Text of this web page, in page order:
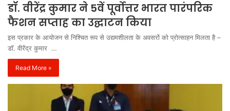
डॉ. वीरेंद्र कुमार ने 5वें पूर्वोत्तर भारत पारंपरिक
फैशन सप्ताह का उद्घाटन किया
इस प्रकार के आयोजन से निश्चित रूप से उद्यमशीलता के अवसरों को प्रोत्साहन मिलता है –
डॉ. वीरेंद्र कुमार …
Read More »